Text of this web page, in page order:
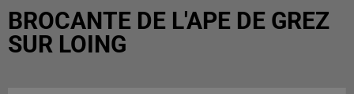
BROCANTE DE L'APE DE GREZ
SUR LOING